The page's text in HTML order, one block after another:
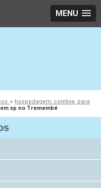
MENU
» hospedagem coletiva para
sp no Tremembé